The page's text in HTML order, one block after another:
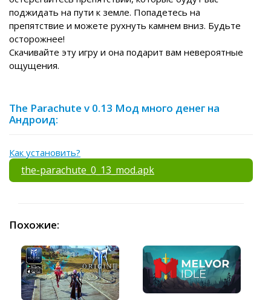
поджидать на пути к земле. Попадетесь на
препятствие и можете рухнуть камнем вниз. Будьте
осторожнее!
Скачивайте эту игру и она подарит вам невероятные
ощущения.
The Parachute v 0.13 Мод много денег на
Андроид:
Как установить?
the-parachute_0_13_mod.apk
Похожие: